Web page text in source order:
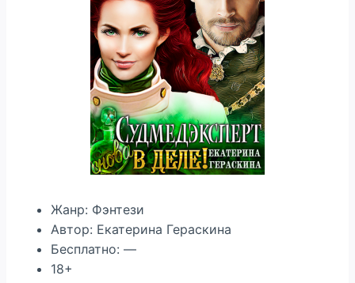
Жанр: Фэнтези
Автор: Екатерина Гераскина
Бесплатно: —
18+